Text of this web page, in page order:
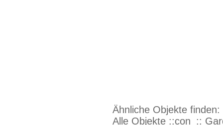
Ähnliche Objekte finden:
Alle Objekte ::con_::